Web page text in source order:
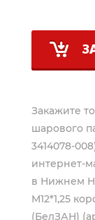
Закажите
шарового
3414078-
интернет-
в Нижнем
М12*1,25
(БелЗАН)